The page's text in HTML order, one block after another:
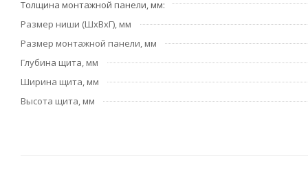
Толщина монтажной панели, мм
Размер ниши (ШхВхГ), мм
Размер монтажной панели, мм
Глубина щита, мм
Ширина щита, мм
Высота щита, мм